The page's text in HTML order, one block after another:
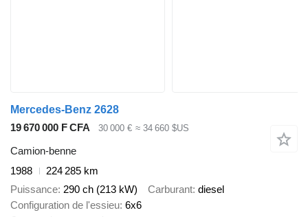
Mercedes-Benz 2628
19 670 000 F CFA
30 000 € ≈ 34 660 $US
Camion-benne
1988
224 285 km
Puissance 290 ch (213 kW) Carburant diesel
Configuration de l'essieu 6x6